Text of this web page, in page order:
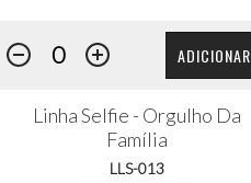
ADICIONAR
Linha Selfie - Orgulho Da
Família
LLS-013